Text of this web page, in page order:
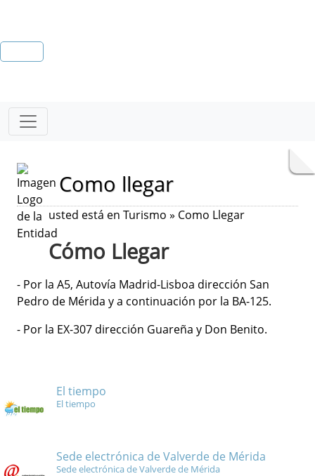
Como llegar
usted está en Turismo » Como Llegar
Cómo Llegar
- Por la A5, Autovía Madrid-Lisboa dirección San
Pedro de Mérida y a continuación por la BA-125.
- Por la EX-307 dirección Guareña y Don Benito.
El tiempo
El tiempo
Sede electrónica de Valverde de Mérida
Sede electrónica de Valverde de Mérida